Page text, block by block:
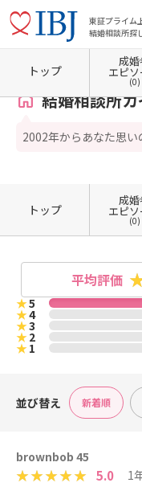
東証プライム
結婚相談所探
ホーム 大阪府の結婚相談所
結婚相談所
2002年からあなた思
トップ
成
エピソ
(0)
トップ
成
エピソ
(0)
平均評価
★5
★4
★3
★2
★1
並び替え 新着順
brownbob 45
5.0
1